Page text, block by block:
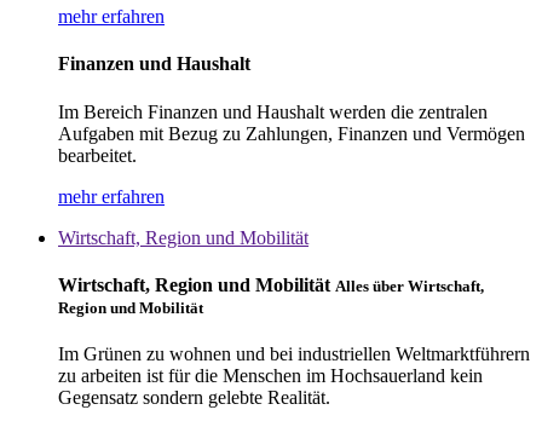
mehr erfahren
Finanzen und Haushalt
Im Bereich Finanzen und Haushalt werden die zentralen
Aufgaben mit Bezug zu Zahlungen, Finanzen und Vermögen
bearbeitet.
mehr erfahren
Wirtschaft, Region und Mobilität
Wirtschaft, Region und Mobilität Alles über Wirtschaft,
Region und Mobilität
Im Grünen zu wohnen und bei industriellen Weltmarktführern
zu arbeiten ist für die Menschen im Hochsauerland kein
Gegensatz sondern gelebte Realität.